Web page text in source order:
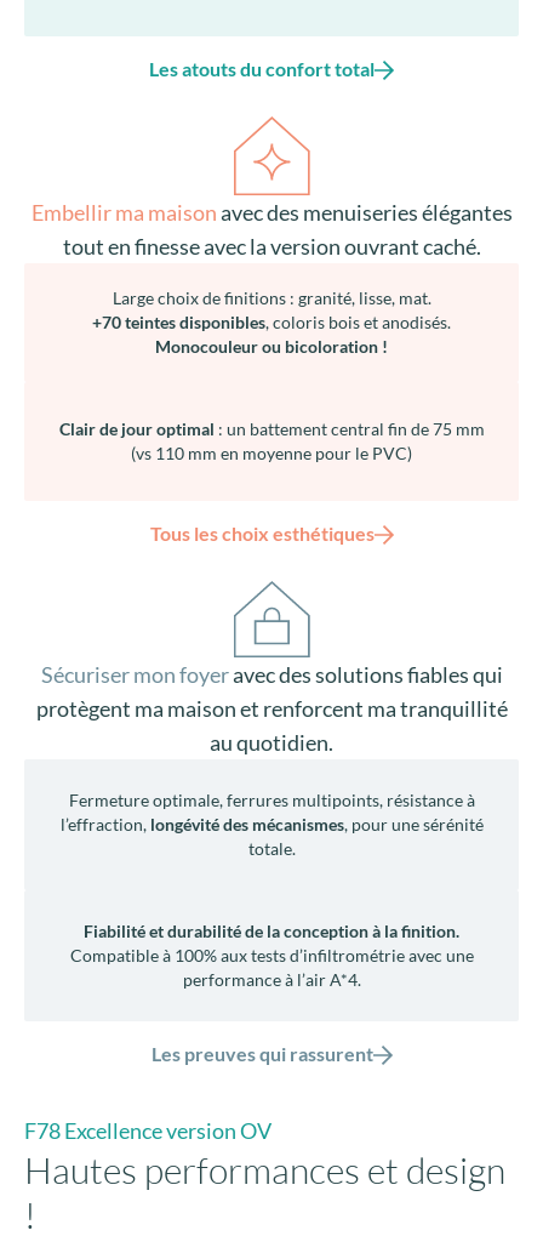
Embellir ma maisonavec des menuiseries élégantes
tout en finesse avec la version ouvrant caché.
Large choix de finitions : granité, lisse, mat.
+70 teintes disponibles, coloris bois et anodisés.
Monocouleur ou bicoloration !
Clair de jour optimal: un battement central fin de 75 mm
(vs 110 mm en moyenne pour le PVC)
Sécuriser mon foyeravec des solutions fiables qui
protègent ma maison et renforcent ma tranquillité
au quotidien.
Fermeture optimale, ferrures multipoints, résistance à
longévité des mécanismes
, pour une sérénité
totale.
Fiabilité et durabilité de la conception à la finition.
Compatible à 100% aux tests d’infiltrométrie avec une
performance à l’air A*4.
Les preuves qui rassurent
Hautes performances et design
Disponible également en ouvrant caché, la fenêtre
confort et vos envies de design. Découvrez la en vidéo en
cliquant ci-contre.